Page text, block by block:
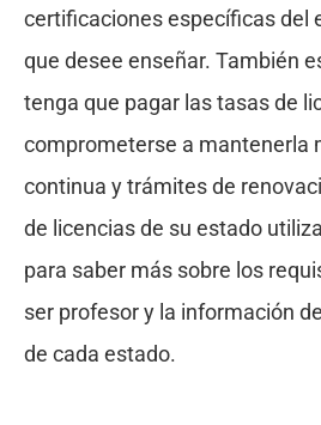
certificaciones específicas del
que desee enseñar. También
tenga que pagar las tasas de
comprometerse a mantenerla
continua y trámites de
de licencias de su estado
para saber más sobre los
ser profesor y la información
de cada estado.